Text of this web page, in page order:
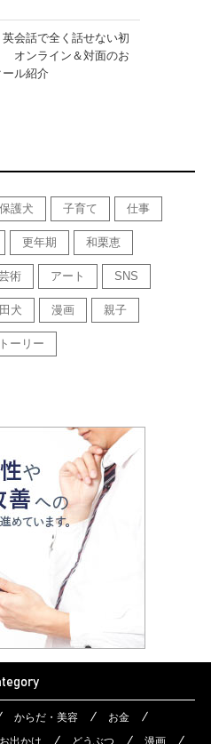
英会話で全く話せない初
オンライン＆対面のお
ル紹介
保護犬 子育て 仕事
更年期 和栗恵
術 アート SNS
犬 漫画 親子
ーリー
からだ・美容
お金
お出かけ どうぶつ 漫画